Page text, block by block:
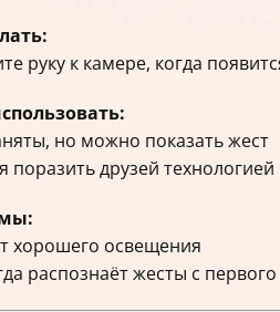
руку к камере, когда
но можно показать жест
поразить друзей технологией
хорошего освещения
распознаёт жесты с первого